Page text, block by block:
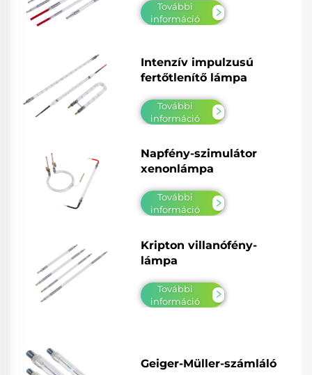
További
információ
Intenzív impulzusú
fertőtlenítő lámpa
További
információ
Napfény-szimulátor
xenonlámpa
További
információ
Kripton villanófény-
lámpa
További
információ
Geiger-Müller-számláló